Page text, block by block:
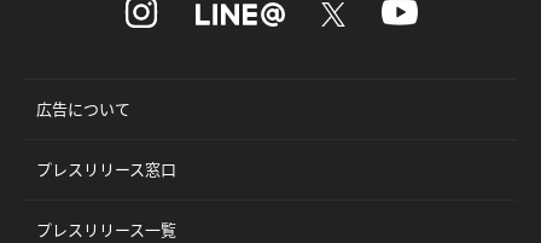
広告について
プレスリリース窓口
プレスリリース一覧